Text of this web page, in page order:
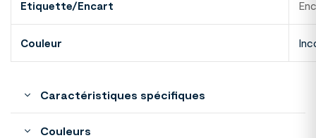
Etiquette/Encart
Couleur
Caractéristiques spécifiques
Couleurs